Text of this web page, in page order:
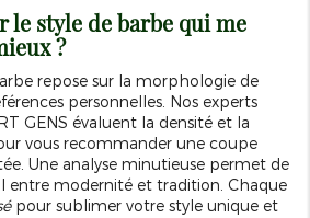
le style de barbe qui me
?
repose sur la morphologie de
personnelles. Nos experts
GENS évaluent la densité et la
vous recommander une coupe
Une analyse minutieuse permet de
entre modernité et tradition. Chaque
pour sublimer votre style unique et